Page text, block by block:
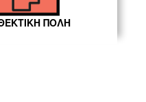
ΠΟΛΗ